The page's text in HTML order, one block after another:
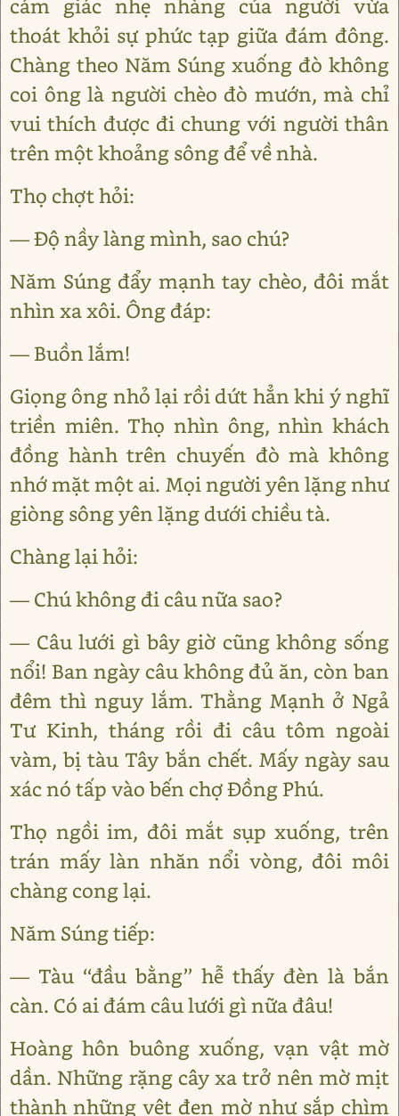
cảm giác nhẹ nhàng của người vừa
thoát khỏi sự phức tạp giữa đám đông.
Chàng theo Năm Súng xuống đò không
coi ông là người chèo đò mướn, mà chỉ
vui thích được đi chung với người thân
trên một khoảng sông để về nhà.
Thọ chợt hỏi:
— Độ nầy làng mình, sao chú?
Năm Súng đẩy mạnh tay chèo, đôi mắt
nhìn xa xôi. Ông đáp:
— Buồn lắm!
Giọng ông nhỏ lại rồi dứt hẳn khi ý nghĩ
triền miên. Thọ nhìn ông, nhìn khách
đồng hành trên chuyến đò mà không
nhớ mặt một ai. Mọi người yên lặng như
giòng sông yên lặng dưới chiều tà.
Chàng lại hỏi:
— Chú không đi câu nữa sao?
— Câu lưới gì bây giờ cũng không sống
nổi! Ban ngày câu không đủ ăn, còn ban
đêm thì nguy lắm. Thằng Mạnh ở Ngả
Tư Kinh, tháng rồi đi câu tôm ngoài
vàm, bị tàu Tây bắn chết. Mấy ngày sau
xác nó tấp vào bến chợ Đồng Phú.
Thọ ngồi im, đôi mắt sụp xuống, trên
trán mấy làn nhăn nổi vòng, đôi môi
chàng cong lại.
Năm Súng tiếp:
— Tàu ‘‘đầu bằng’’ hễ thấy đèn là bắn
càn. Có ai đám câu lưới gì nữa đâu!
Hoàng hôn buông xuống, vạn vật mờ
dần. Những rặng cây xa trở nên mờ mịt
thành những vệt đen mờ như sắp chìm